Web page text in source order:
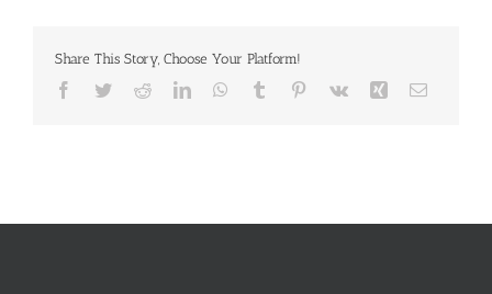
Share This Story, Choose Your Platform!
Facebook
TwitterRedditLinkedInWhatsApp
Tumblr Pinterest
Vk Xing E-